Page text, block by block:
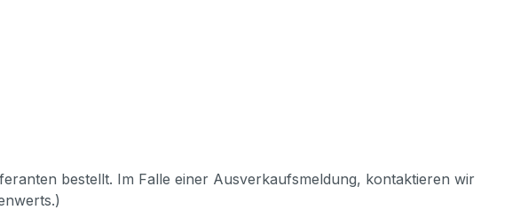
bestellt. Im Falle einer Ausverkaufsmeldung, kontaktieren wir